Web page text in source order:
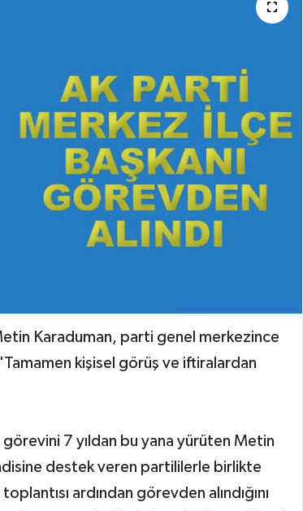
Karaduman, parti genel merkezince
"Tamamen kişisel görüş ve iftiralardan
7 yıldan bu yana yürüten Metin
destek veren partililerle birlikte
ardından görevden alındığını